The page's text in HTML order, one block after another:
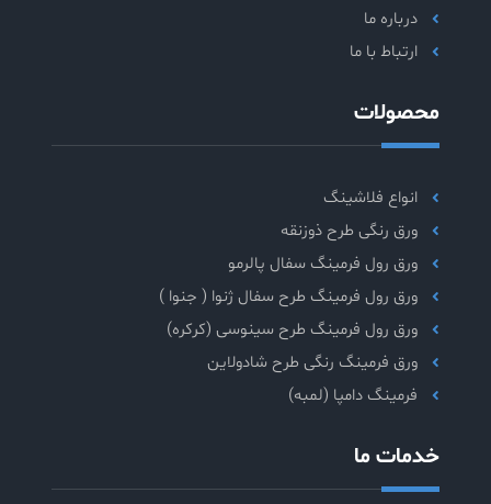
درباره ما
ارتباط با ما
محصولات
انواع فلاشینگ
ورق رنگی طرح ذوزنقه
ورق رول فرمینگ سفال پالرمو
ورق رول فرمینگ طرح سفال ژنوا ( جنوا )
ورق رول فرمینگ طرح سینوسی (کرکره)
ورق فرمینگ رنگی طرح شادولاین
فرمینگ دامپا (لمبه)
خدمات ما